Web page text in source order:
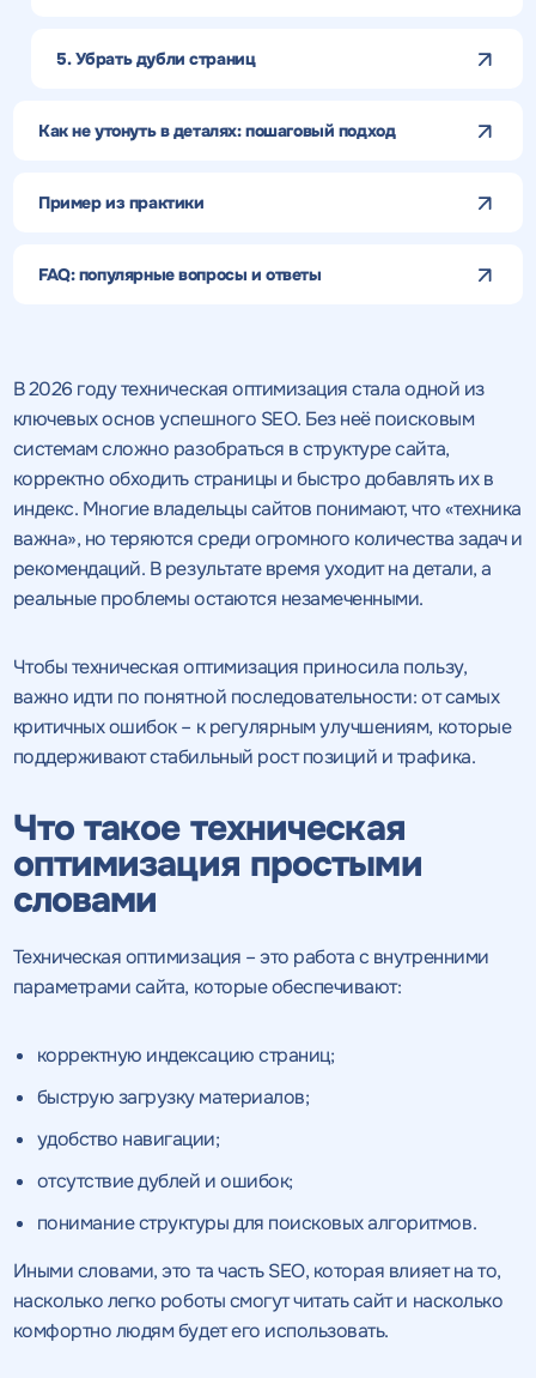
5. Убрать дубли страниц
Как не утонуть в деталях: пошаговый подход
Пример из практики
FAQ: популярные вопросы и ответы
В 2026 году техническая оптимизация стала одной из
ключевых основ успешного SEO. Без неё поисковым
системам сложно разобраться в структуре сайта,
корректно обходить страницы и быстро добавлять их в
индекс. Многие владельцы сайтов понимают, что «техника
важна», но теряются среди огромного количества задач и
рекомендаций. В результате время уходит на детали, а
реальные проблемы остаются незамеченными.
Чтобы техническая оптимизация приносила пользу,
важно идти по понятной последовательности: от самых
критичных ошибок – к регулярным улучшениям, которые
поддерживают стабильный рост позиций и трафика.
Что такое техническая
оптимизация простыми
словами
Техническая оптимизация – это работа с внутренними
параметрами сайта, которые обеспечивают:
корректную индексацию страниц;
быструю загрузку материалов;
удобство навигации;
отсутствие дублей и ошибок;
понимание структуры для поисковых алгоритмов.
Иными словами, это та часть SEO, которая влияет на то,
насколько легко роботы смогут читать сайт и насколько
комфортно людям будет его использовать.